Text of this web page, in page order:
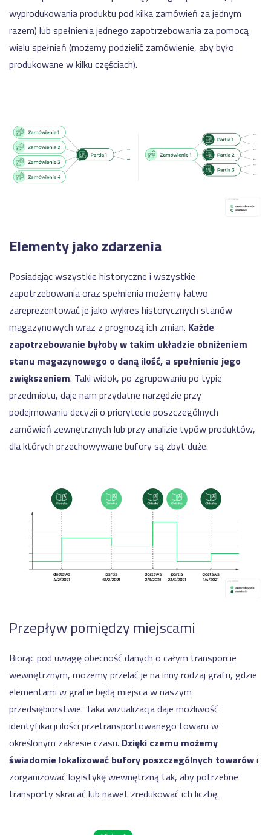
wyprodukowania produktu pod kilka zamówień za jednym
razem) lub spełnienia jednego zapotrzebowania za pomocą
wielu spełnień (możemy podzielić zamówienie, aby było
produkowane w kilku częściach).
Elementy jako zdarzenia
Posiadając wszystkie historyczne i wszystkie
zapotrzebowania oraz spełnienia możemy łatwo
zareprezentować je jako wykres historycznych stanów
magazynowych wraz z prognozą ich zmian. Każde
zapotrzebowanie byłoby w takim układzie obniżeniem
stanu magazynowego o daną ilość, a spełnienie jego
zwiększeniem. Taki widok, po zgrupowaniu po typie
przedmiotu, daje nam przydatne narzędzie przy
podejmowaniu decyzji o priorytecie poszczególnych
zamówień zewnętrznych lub przy analizie typów produktów,
dla których przechowywane bufory są zbyt duże.
Przepływ pomiędzy miejscami
Biorąc pod uwagę obecność danych o całym transporcie
wewnętrznym, możemy przelać je na inny rodzaj grafu, gdzie
elementami w grafie będą miejsca w naszym
przedsiębiorstwie. Taka wizualizacja daje możliwość
identyfikacji ilości przetransportowanego towaru w
określonym zakresie czasu. Dzięki czemu możemy
świadomie lokalizować bufory poszczególnych towarówi
zorganizować logistykę wewnętrzną tak, aby potrzebne
transporty skracać lub nawet zredukować ich liczbę.